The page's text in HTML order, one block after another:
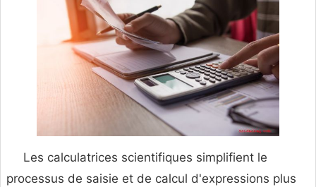
Les calculatrices scientifiques simplifient le
processus de saisie et de calcul d'expressions plus